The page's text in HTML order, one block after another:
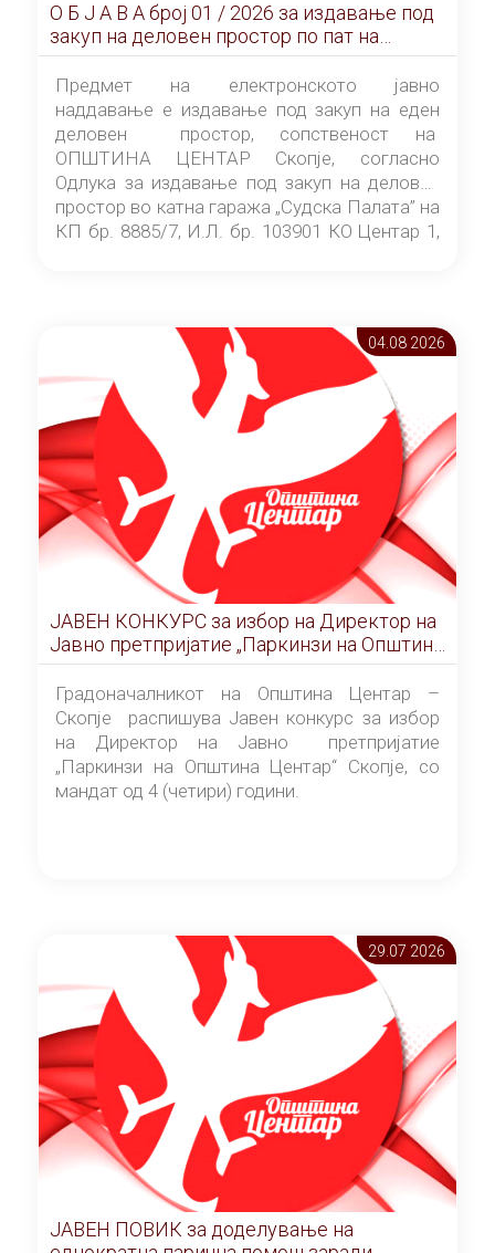
О Б Ј А В А брoj 01 / 2026 за издавање под
закуп на деловен простор по пат на
ЕЛЕКТРОНСКО ЈАВНО НАДДАВАЊЕ
Предмет на електронското јавно
наддавање е издавање под закуп на еден
деловен простор, сопственост на
ОПШТИНА ЦЕНТАР Скопје, согласно
Одлука за издавање под закуп на деловен
простор во катна гаража „Судска Палата” на
КП бр. 8885/7, И.Л. бр. 103901 КО Центар 1,
Скопје” број 9/2026), за времетраење од 3
(три) години од денот на потпишувањето на
Договорот за закуп со најповолниот
понудувач.
04.08 2026
ЈАВЕН КОНКУРС за избор на Директор на
Јавно претпријатие „Паркинзи на Општина
Центар“ – Скопје
Градоначалникот на Општина Центар –
Скопје распишува Јавен конкурс за избор
на Директор на Јавно претпријатие
„Паркинзи на Општина Центар“ Скопје, со
мандат од 4 (четири) години.
29.07 2026
ЈАВЕН ПОВИК за доделување на